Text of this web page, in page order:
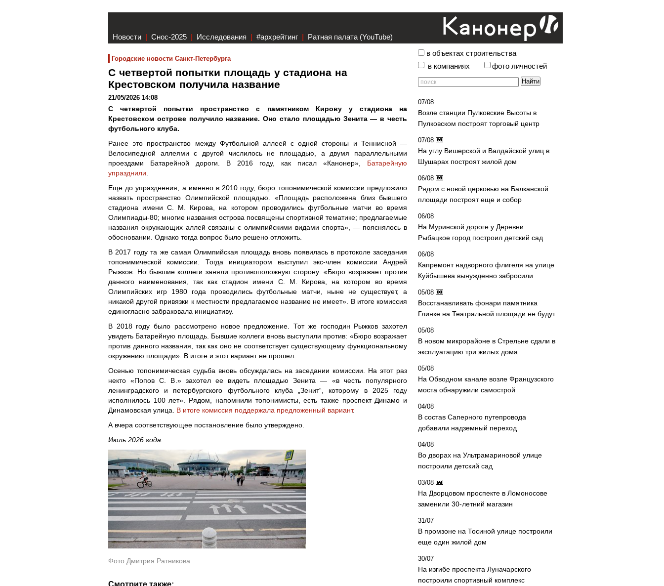
Новости | Снос-2025 | Исследования | #архрейтинг | Ратная палата (YouTube)
Городские новости Санкт-Петербурга
С четвертой попытки площадь у стадиона на
Крестовском получила название
21/05/2026 14:08
С четвертой попытки пространство с памятником Кирову у стадиона на
Крестовском острове получило название. Оно стало площадью Зенита — в честь
футбольного клуба.
Ранее это пространство между Футбольной аллеей с одной стороны и Теннисной —
Велосипедной аллеями с другой числилось не площадью, а двумя параллельными
проездами Батарейной дороги. В 2016 году, как писал «Канонер», Батарейную
упразднили
Еще до упразднения, а именно в 2010 году, бюро топонимической комиссии предложило
назвать пространство Олимпийской площадью. «Площадь расположена близ бывшего
стадиона имени С. М. Кирова, на котором проводились футбольные матчи во время
Олимпиады-80; многие названия острова посвящены спортивной тематике; предлагаемые
названия окружающих аллей связаны с олимпийскими видами спорта», — пояснялось в
обосновании. Однако тогда вопрос было решено отложить.
В 2017 году та же самая Олимпийская площадь вновь появилась в протоколе заседания
топонимической комиссии. Тогда инициатором выступил экс-член комиссии Андрей
Рыжков. Но бывшие коллеги заняли противоположную сторону: «Бюро возражает против
данного наименования, так как стадион имени С. М. Кирова, на котором во время
Олимпийских игр 1980 года проводились футбольные матчи, ныне не существует, а
никакой другой привязки к местности предлагаемое название не имеет». В итоге комиссия
единогласно забраковала инициативу.
В 2018 году было рассмотрено новое предложение. Тот же господин Рыжков захотел
увидеть Батарейную площадь. Бывшие коллеги вновь выступили против: «Бюро возражает
против данного названия, так как оно не соответствует существующему функциональному
окружению площади». В итоге и этот вариант не прошел.
Осенью топонимическая судьба вновь обсуждалась на заседании комиссии. На этот раз
некто «Попов С. В.» захотел ее видеть площадью Зенита — «в честь популярного
ленинградского и петербургского футбольного клуба „Зенит“, которому в 2025 году
исполнилось 100 лет». Рядом, напомнили топонимисты, есть также проспект Динамо и
Динамовская улица. В итоге комиссия поддержала предложенный вариант.
А вчера соответствующее постановление было утверждено.
Июль 2026 года:
Фото Дмитрия Ратникова
Смотрите также:
в объектах строительства
в компаниях
фото личностей
07/08
Возле станции Пулковские Высоты в
Пулковском построят торговый центр
07/08
На углу Вишерской и Валдайской улиц в
Шушарах построят жилой дом
06/08
Рядом с новой церковью на Балканской
площади построят еще и собор
06/08
На Муринской дороге у Деревни
Рыбацкое город построил детский сад
06/08
Капремонт надворного флигеля на улице
Куйбышева вынужденно забросили
05/08
Восстанавливать фонари памятника
Глинке на Театральной площади не будут
05/08
В новом микрорайоне в Стрельне сдали в
эксплуатацию три жилых дома
05/08
На Обводном канале возле Французского
моста обнаружили самострой
04/08
В состав Саперного путепровода
добавили надземный переход
04/08
Во дворах на Ультрамариновой улице
построили детский сад
03/08
На Дворцовом проспекте в Ломоносове
заменили 30-летний магазин
31/07
В промзоне на Тосиной улице построили
еще один жилой дом
30/07
На изгибе проспекта Луначарского
построили спортивный комплекс